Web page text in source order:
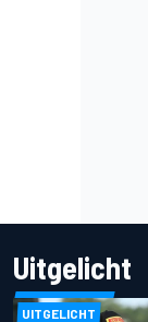
Uitgelicht
UITGELICHT